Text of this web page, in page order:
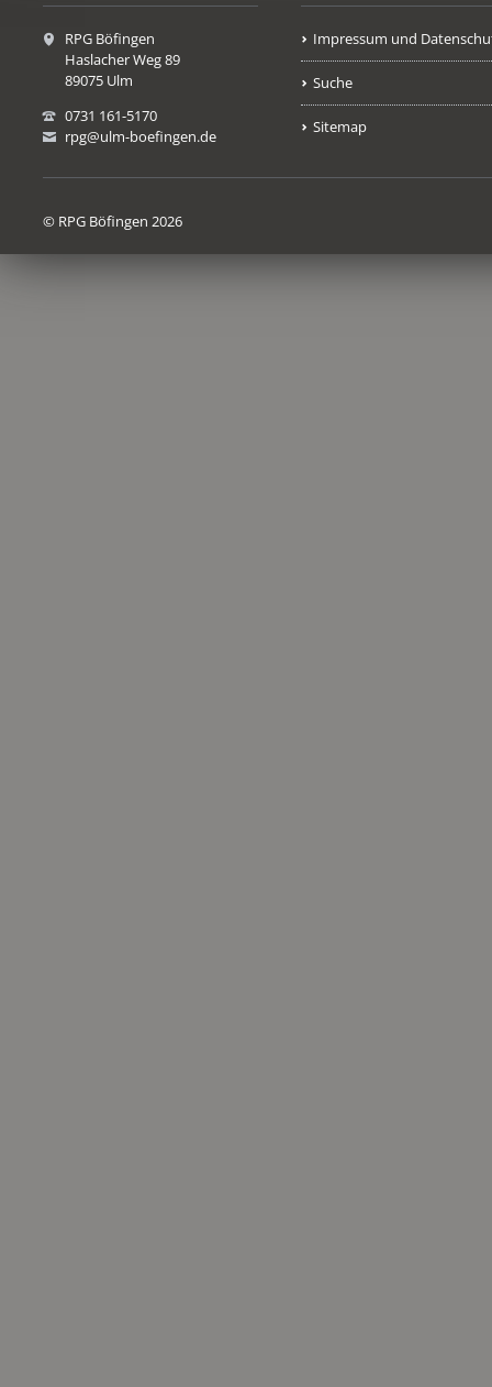
RPG Böfingen
Haslacher Weg 89
89075 Ulm
0731 161-5170
rpg@ulm-boefingen.de
Impressum und
Suche
Sitemap
© RPG Böfingen 2026